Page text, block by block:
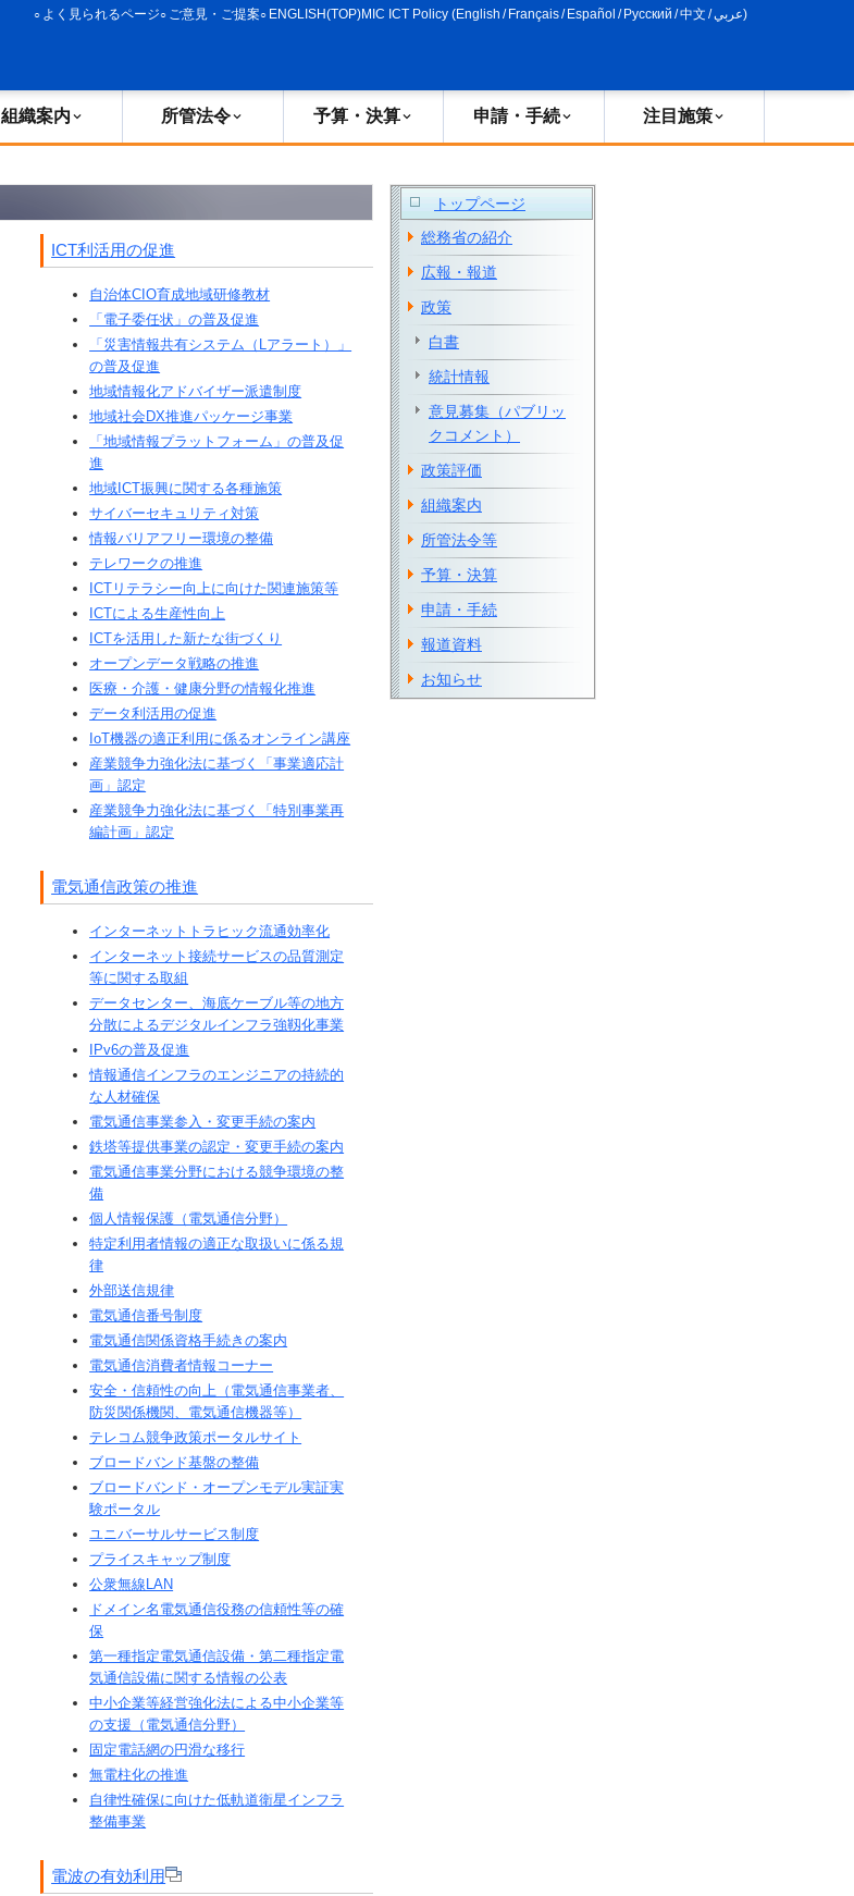
よく見られるページ ご意見・ご提案 ENGLISH(TOP)MIC ICT Policy (English / Français/ Español / Русский /中文 /عربي)
組織案内 所管法令 予算・決算 申請・手続 注目施策
ICT利活用の促進
自治体CIO育成地域研修教材
「電子委任状」の普及促進
「災害情報共有システム（Lアラート）」
の普及促進
地域情報化アドバイザー派遣制度
地域社会DX推進パッケージ事業
「地域情報プラットフォーム」の普及促
進
地域ICT振興に関する各種施策
サイバーセキュリティ対策
情報バリアフリー環境の整備
テレワークの推進
ICTリテラシー向上に向けた関連施策等
ICTによる生産性向上
ICTを活用した新たな街づくり
オープンデータ戦略の推進
医療・介護・健康分野の情報化推進
データ利活用の促進
IoT機器の適正利用に係るオンライン講座
産業競争力強化法に基づく「事業適応計
画」認定
産業競争力強化法に基づく「特別事業再
編計画」認定
電気通信政策の推進
インターネットトラヒック流通効率化
インターネット接続サービスの品質測定
等に関する取組
データセンター、海底ケーブル等の地方
分散によるデジタルインフラ強靱化事業
IPv6の普及促進
情報通信インフラのエンジニアの持続的
な人材確保
電気通信事業参入・変更手続の案内
鉄塔等提供事業の認定・変更手続の案内
電気通信事業分野における競争環境の整
備
個人情報保護（電気通信分野）
特定利用者情報の適正な取扱いに係る規
律
外部送信規律
電気通信番号制度
電気通信関係資格手続きの案内
電気通信消費者情報コーナー
安全・信頼性の向上（電気通信事業者、
防災関係機関、電気通信機器等）
テレコム競争政策ポータルサイト
ブロードバンド基盤の整備
ブロードバンド・オープンモデル実証実
験ポータル
ユニバーサルサービス制度
プライスキャップ制度
公衆無線LAN
ドメイン名電気通信役務の信頼性等の確
保
第一種指定電気通信設備・第二種指定電
気通信設備に関する情報の公表
中小企業等経営強化法による中小企業等
の支援（電気通信分野）
固定電話網の円滑な移行
無電柱化の推進
自律性確保に向けた低軌道衛星インフラ
整備事業
電波の有効利用
トップページ
総務省の紹介
広報・報道
政策
白書
統計情報
意見募集（パブリッ
クコメント）
政策評価
組織案内
所管法令等
予算・決算
申請・手続
報道資料
お知らせ